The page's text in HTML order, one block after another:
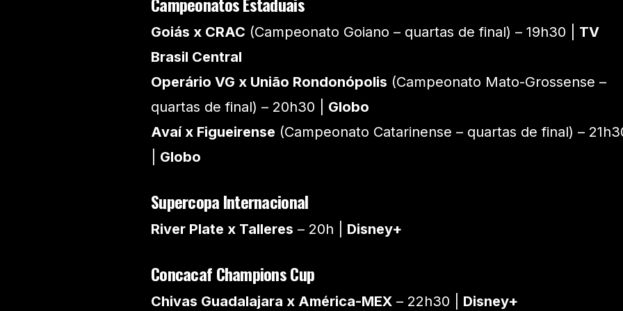
Goiás x CRAC (Campeonato Goiano – quartas de final) – 19h30 | TV
Brasil Central
Operário VG x União Rondonópolis (Campeonato Mato-Grossense –
quartas de final) – 20h30 | Globo
Avaí x Figueirense (Campeonato Catarinense – quartas de final) –
Globo
Supercopa Internacional
River Plate x Talleres – 20h | Disney+
Concacaf Champions Cup
Chivas Guadalajara x América-MEX – 22h30 | Disney+